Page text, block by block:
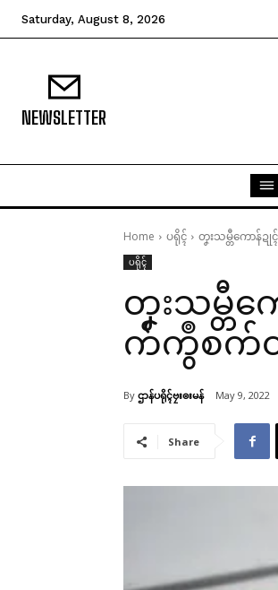
Saturday, August 8, 2026
NEWSLETTER
Home ပရိုၚ် တၞးသမ္တီကောန်ဍု
ပရိုၚ်
တၞးသမ္တီက
က်ကွဳစက်တ
By ဌာန်ပရိုၚ်ဗၠးၜးမန် May 9, 2022
Share